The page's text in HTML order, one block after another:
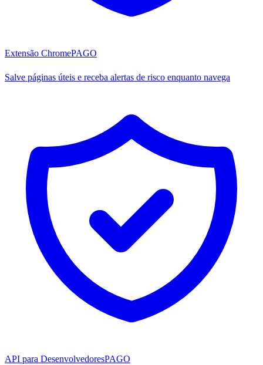
Extensão ChromePAGO
Salve páginas úteis e receba alertas de risco enquanto navega
API para DesenvolvedoresPAGO